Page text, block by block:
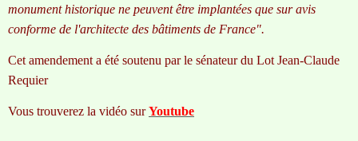
monument historique ne peuvent être implantées que sur avis
conforme de l'architecte des bâtiments de France".
Cet amendement a été soutenu par le sénateur du Lot Jean-Claude
Requier
Vous trouverez la vidéo surYoutube